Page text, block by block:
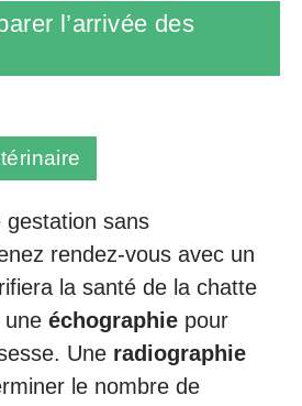
l’arrivée des
gestation sans
rendez-vous avec un
la santé de la chatte
une échographie pour
Une radiographie
le nombre de